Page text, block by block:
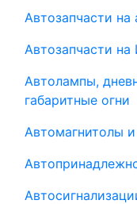
Автозапчасти
Автозапчасти
Автолампы,
габаритные огни
Автомагнитолы